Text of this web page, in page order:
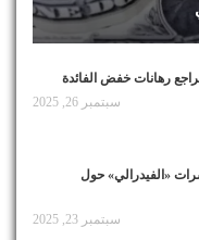
رهانات خفض الفائدة
سبتمبر 26, 2025
«الفيدرالي» حول
سبتمبر 23, 2025